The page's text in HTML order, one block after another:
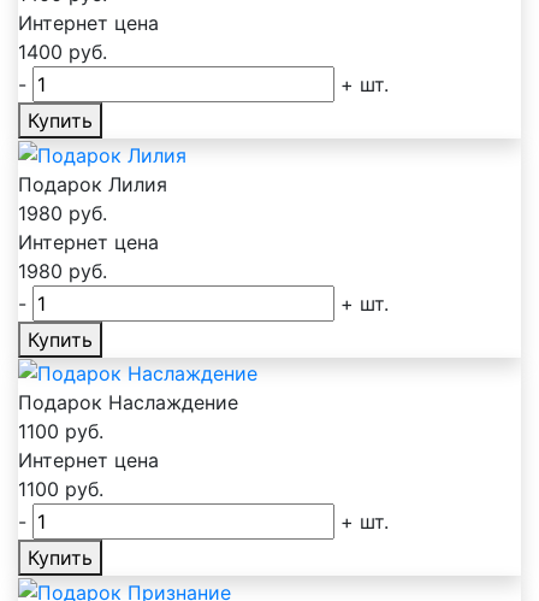
Интернет цена
1400 руб.
-
+ шт.
Купить
Подарок Лилия
1980 руб.
Интернет цена
1980 руб.
-
+ шт.
Купить
Подарок Наслаждение
1100 руб.
Интернет цена
1100 руб.
-
+ шт.
Купить